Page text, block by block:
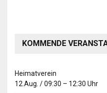
KOMMENDE
Heimatverein
12.Aug. /09:30 – 12:30 Uhr